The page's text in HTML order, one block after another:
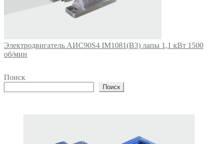
Электродвигатель АИС90S4 IM1081(B3) лапы 1,1 кВт 1500
об/мин
Поиск
Поиск